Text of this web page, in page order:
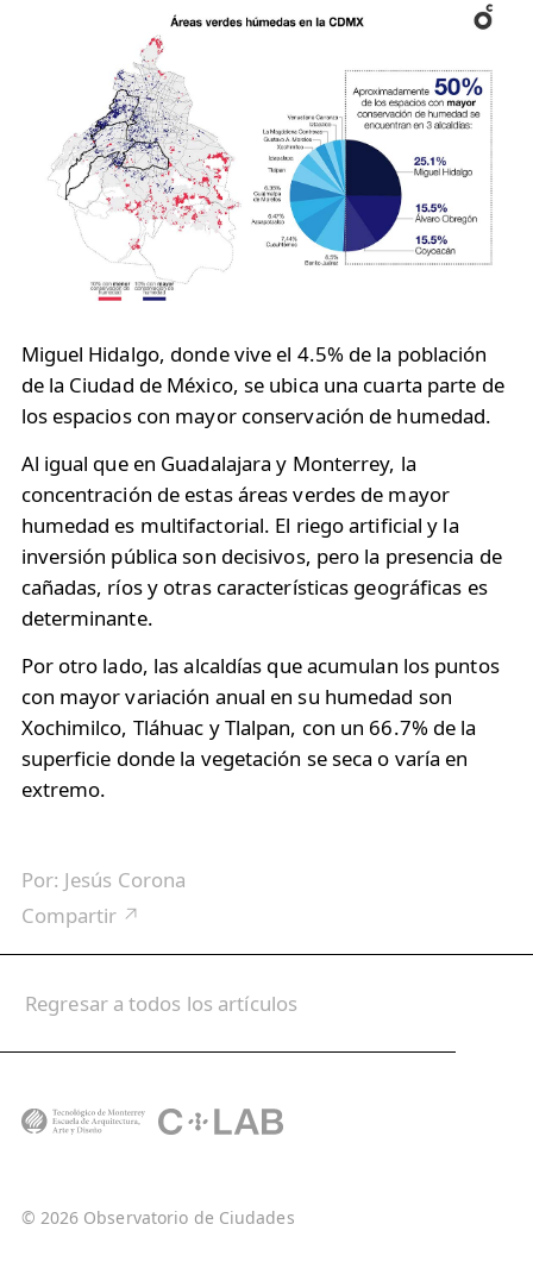
Miguel Hidalgo, donde vive el 4.5% de la población
de la Ciudad de México, se ubica una cuarta parte de
los espacios con mayor conservación de humedad.
Al igual que en Guadalajara y Monterrey, la
concentración de estas áreas verdes de mayor
humedad es multifactorial. El riego artificial y la
inversión pública son decisivos, pero la presencia de
cañadas, ríos y otras características geográficas es
determinante.
Por otro lado, las alcaldías que acumulan los puntos
con mayor variación anual en su humedad son
Xochimilco, Tláhuac y Tlalpan, con un 66.7% de la
superficie donde la vegetación se seca o varía en
extremo.
Por: Jesús Corona
Compartir ↗
Regresar a todos los artículos
© 2026 Observatorio de Ciudades